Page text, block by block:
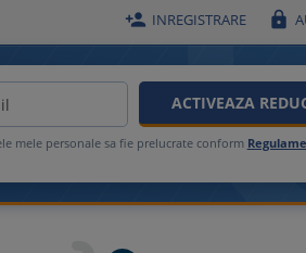
 INREGISTRARE 
ACTIVEAZA
mele personale sa fie prelucrate conform